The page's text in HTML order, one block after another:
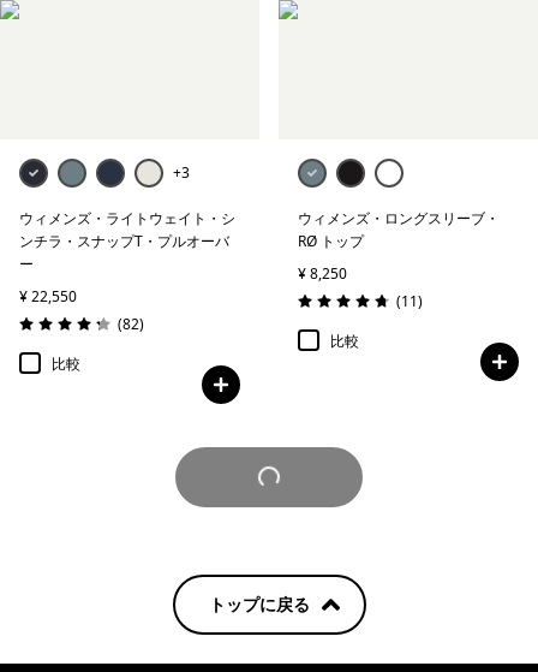
+3
ウィメンズ・ライトウェイト・シ
ンチラ・スナップT・プルオーバ
ー
¥ 22,550
評価: 4.2 / 5
(82レビュー
)
比較
ウィメンズ・ロングスリーブ・
RØ トップ
¥ 8,250
評価: 4.7 / 5
(11レビュー
)
比較
さらに見る
トップに戻る